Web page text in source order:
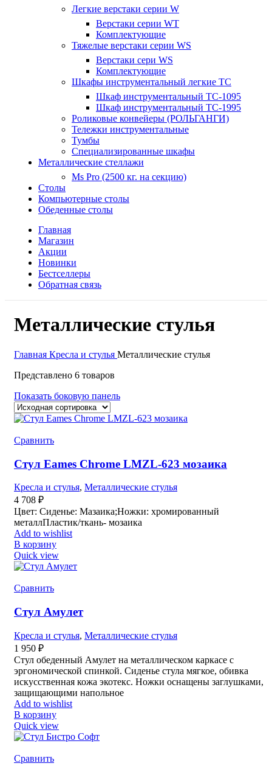
Легкие верстаки серии W
Верстаки серии WT
Комплектующие
Тяжелые верстаки серии WS
Верстаки сери WS
Комплектующие
Шкафы инструментальный легкие ТС
Шкаф инструментальный TC-1095
Шкаф инструментальный TC-1995
Роликовые конвейеры (РОЛЬГАНГИ)
Тележки инструментальные
Тумбы
Специализированные шкафы
Металлические стеллажи
Ms Pro (2500 кг. на секцию)
Столы
Компьютерные столы
Обеденные столы
Главная
Магазин
Акции
Новинки
Бестселлеры
Обратная связь
Металлические стулья
Главная Кресла и стулья Металлические стулья
Представлено 6 товаров
Показать боковую панель
Сравнить
Стул Eames Chrome LMZL-623 мозаика
Кресла и стулья, Металлические стулья
4 708 ₽
Цвет: Сиденье: Мазаика;Ножки: хромированный
металлПластик/ткань- мозаика
Add to wishlist
В корзину
Quick view
Сравнить
Стул Амулет
Кресла и стулья, Металлические стулья
1 950 ₽
Стул обеденный Амулет на металлическом каркасе с
эргономической спинкой. Сиденье стула мягкое, обивка
искусственная кожа экотекс. Ножки оснащены заглушками,
защищающими напольное
Add to wishlist
В корзину
Quick view
Сравнить